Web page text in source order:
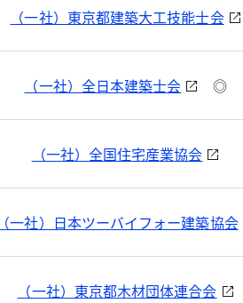
（一社）東京都建築大工技能士会
（一社）全日本建築士会 ◎
（一社）全国住宅産業協会
（一社）日本ツーバイフォー建築協会
（一社）東京都木材団体連合会